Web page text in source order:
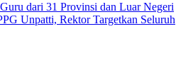
dari 31 Provinsi dan Luar Negeri
Unpatti, Rektor Targetkan Seluruh